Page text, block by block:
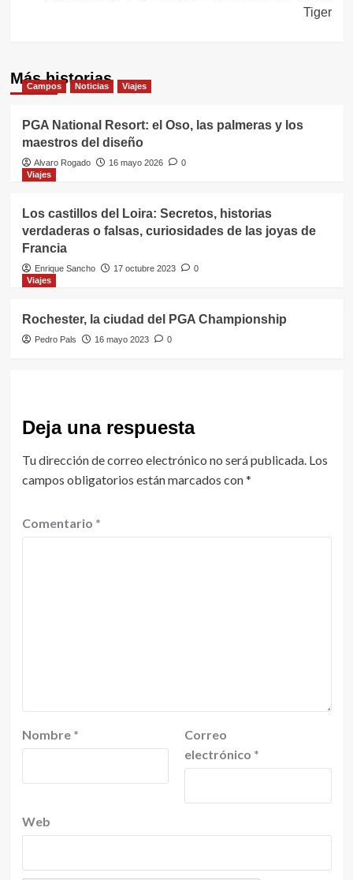
Tiger
Más historias
Campos Noticias Viajes
PGA National Resort: el Oso, las palmeras y los
maestros del diseño
Alvaro Rogado 16 mayo 2026
0
Viajes
Los castillos del Loira: Secretos, historias
verdaderas o falsas, curiosidades de las joyas de
Francia
Enrique Sancho 17 octubre 2023
0
Viajes
Rochester, la ciudad del PGA Championship
Pedro Pals 16 mayo 2023 0
Deja una respuesta
Tu dirección de correo electrónico no será publicada. Los
campos obligatorios están marcados con*
Comentario *
Nombre *
Correo
electrónico *
Web